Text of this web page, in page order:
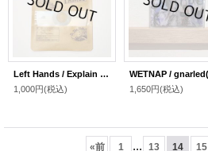
Left Hands / Explain The Name To The Fish (CD)
1,000円(税込)
1,650円(税込)
«前 1 ... 13 14 15